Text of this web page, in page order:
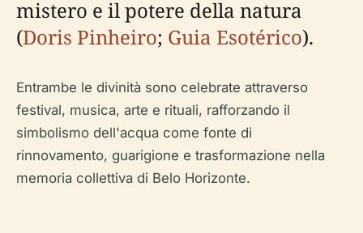
mistero e il potere della natura
(Doris Pinheiro; Guia Esotérico).
Entrambe le divinità sono celebrate attraverso
festival, musica, arte e rituali, rafforzando il
simbolismo dell'acqua come fonte di
rinnovamento, guarigione e trasformazione nella
memoria collettiva di Belo Horizonte.